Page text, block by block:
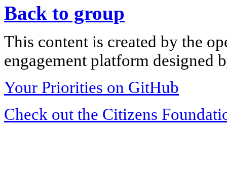
Back to group
This content is created by the
engagement platform designed
Your Priorities on GitHub
Check out the Citizens